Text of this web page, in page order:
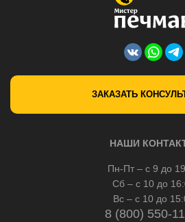
ЗАКАЗАТЬ
НАШИ
Пн-Пт – с 9 до
Сб – с 10 до
Вс – с 10 до
8 (800) 550-